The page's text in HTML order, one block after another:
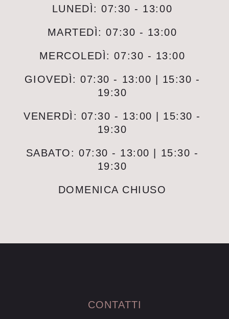
LUNEDÌ: 07:30 - 13:00
MARTEDÌ: 07:30 - 13:00
MERCOLEDÌ: 07:30 - 13:00
GIOVEDÌ: 07:30 - 13:00 | 15:30 -
19:30
VENERDÌ: 07:30 - 13:00 | 15:30 -
19:30
SABATO: 07:30 - 13:00 | 15:30 -
19:30
DOMENICA CHIUSO
CONTATTI